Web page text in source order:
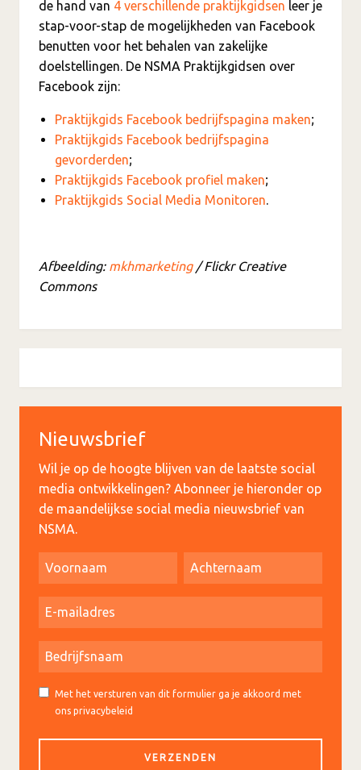
de hand van 4 verschillende praktijkgidsen leer je
stap-voor-stap de mogelijkheden van Facebook
benutten voor het behalen van zakelijke
doelstellingen. De NSMA Praktijkgidsen over
Facebook zijn:
Praktijkgids Facebook bedrijfspagina maken;
Praktijkgids Facebook bedrijfspagina
gevorderden;
Praktijkgids Facebook profiel maken;
Praktijkgids Social Media Monitoren.
Afbeelding: mkhmarketing/ Flickr Creative
Commons
Nieuwsbrief
Wil je op de hoogte blijven van de laatste social
media ontwikkelingen? Abonneer je hieronder op
de maandelijkse social media nieuwsbrief van
NSMA.
Met het versturen van dit formulier ga je akkoord met
ons privacybeleid